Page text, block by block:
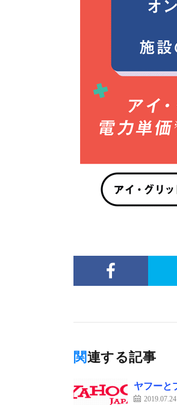
関連する記事
ヤフーと
2019.07.24